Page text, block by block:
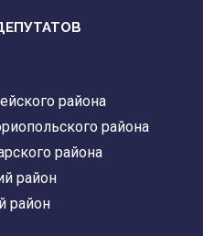
района
района
района
район
район